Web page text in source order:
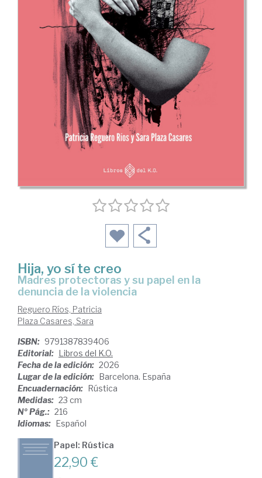
Hija, yo sí te creo
Madres protectoras y su papel en la
denuncia de la violencia
Reguero Ríos, Patricia
Plaza Casares, Sara
ISBN: 9791387839406
Editorial:
Libros del K.O.
Fecha de la edición: 2026
Lugar de la edición:
Barcelona. España
Encuadernación:
Rústica
Medidas: 23 cm
Nº Pág.: 216
Idiomas:
Español
Papel: Rústica
22,90 €